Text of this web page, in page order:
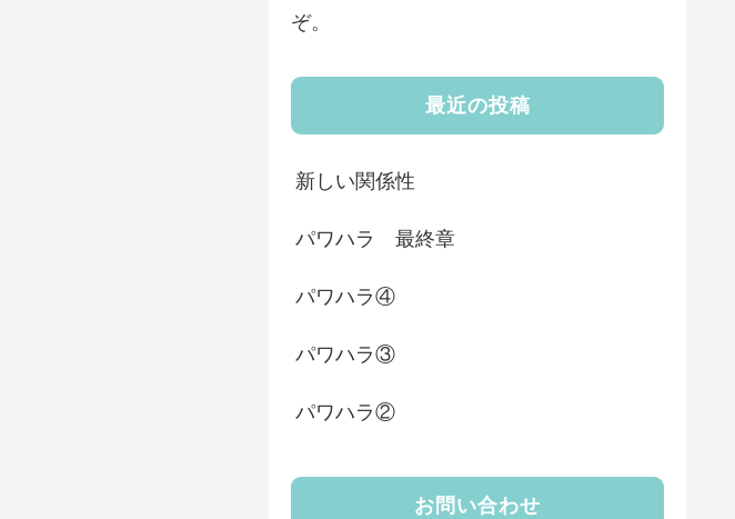
ぞ。
最近の投稿
新しい関係性
パワハラ 最終章
パワハラ④
パワハラ③
パワハラ②
お問い合わせ